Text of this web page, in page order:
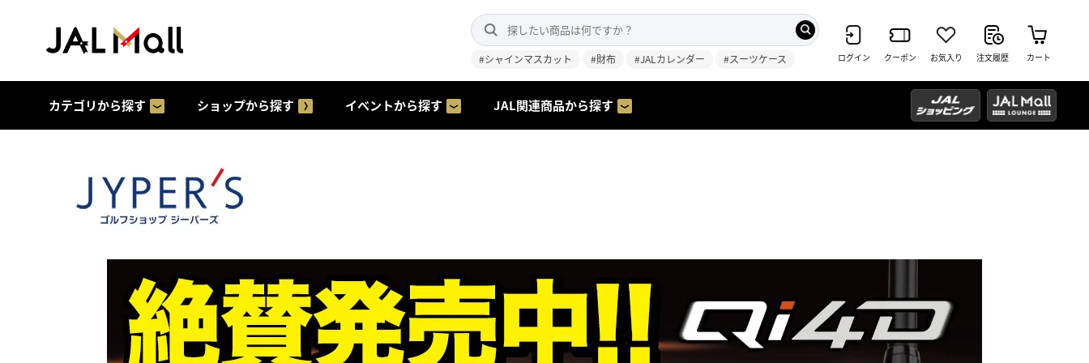
#シャインマスカット #財布 #JALカレンダー #スーツケース ログイン クーポン お気入り 注文履歴 カート
カテゴリから探す ショップから探す イベントから探す JAL関連商品から探す